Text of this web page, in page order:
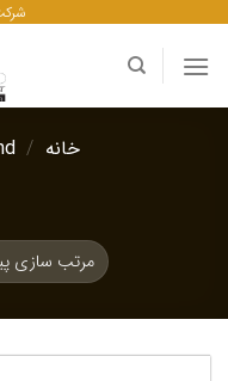
بروید
خانه /